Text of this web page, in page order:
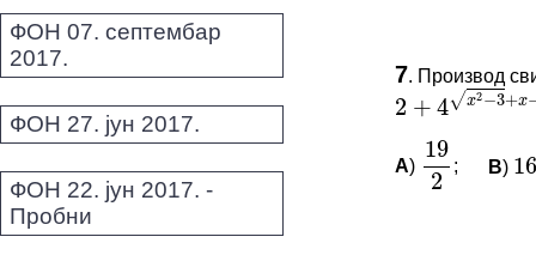
ФОН 07. септембар
2017.
ФОН 27. јун 2017.
ФОН 22. јун 2017. -
Пробни
Овај
*Морате бити
7. Производ
2 +4x2−3+ −3=6
A)
2
192 ; B)
16
16